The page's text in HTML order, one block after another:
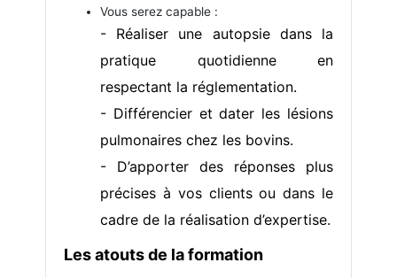
Vous serez capable :
- Réaliser une autopsie dans la
pratique quotidienne en
respectant la réglementation.
- Différencier et dater les lésions
pulmonaires chez les bovins.
- D’apporter des réponses plus
précises à vos clients ou dans le
cadre de la réalisation d’expertise.
Les atouts de la formation